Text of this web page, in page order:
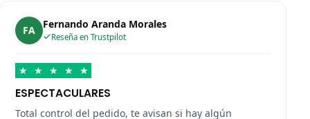
FA Fernando Aranda Morales
Reseña en Trustpilot
★ ★ ★ ★ ★
ESPECTACULARES
Total control del pedido, te avisan si hay algún